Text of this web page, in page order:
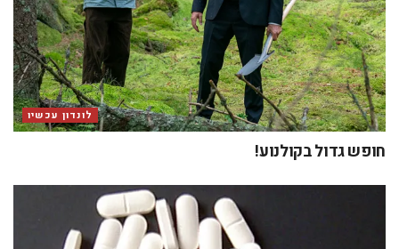
לונדון עכשיו
חופש גדול בקולנוע!